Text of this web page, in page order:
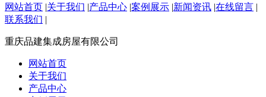
网站首页 |关于我们 |产品中心 |案例展示 |新闻资讯 |在线留言 |
联系我们 |
重庆品建集成房屋有限公司
网站首页
关于我们
产品中心